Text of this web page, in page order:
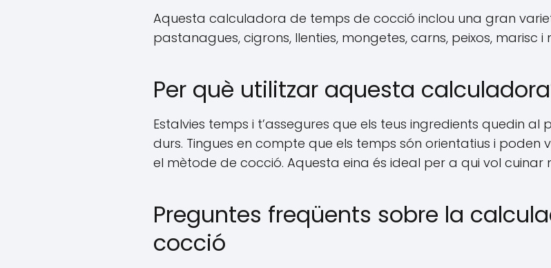
Aquesta calculadora de temps de cocció inclou una gran
pastanagues, cigrons, llenties, mongetes, carns, peixos, marisc i
Per què utilitzar aquesta
Estalvies temps i t’assegures que els teus ingredients quedin
durs. Tingues en compte que els temps són orientatius i poden
el mètode de cocció. Aquesta eina és ideal per a qui vol cuinar
Preguntes freqüents sobre la
cocció